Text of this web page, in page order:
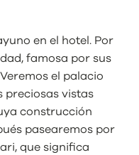
en el hotel. Por
famosa por sus
el palacio
preciosas vistas
construcción
pasearemos por
que significa